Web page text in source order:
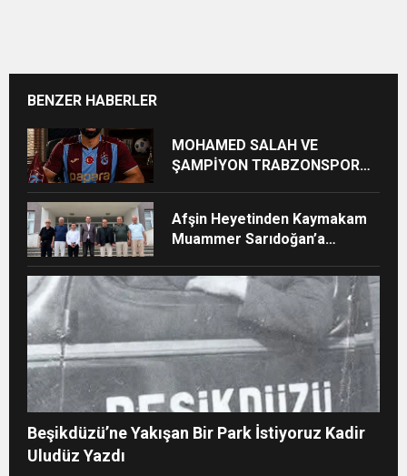
BENZER HABERLER
MOHAMED SALAH VE
ŞAMPİYON TRABZONSPOR
Afşin Heyetinden Kaymakam
Muammer Sarıdoğan’a
ziyareti
Beşikdüzü’ne Yakışan Bir Park İstiyoruz Kadir
Uludüz Yazdı